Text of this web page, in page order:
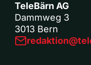
TeleBärn AG
Dammweg 3
3013 Bern